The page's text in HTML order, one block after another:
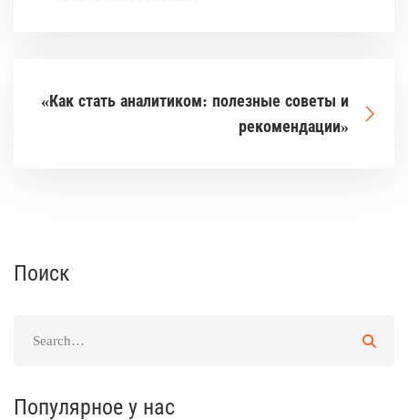
«Как стать аналитиком: полезные советы и
рекомендации»
Поиск
Популярное у нас